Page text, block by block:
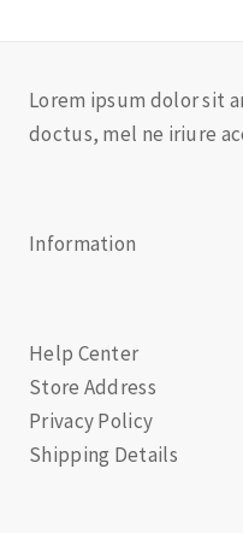
Lorem ipsum dolor sit
doctus, mel ne iriure
Information
Help Center
Store Address
Privacy Policy
Shipping Details